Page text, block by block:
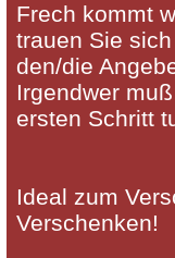
Frech kommt
trauen Sie
den/die
Irgendwer
ersten Schritt
Ideal zum
Verschenken!